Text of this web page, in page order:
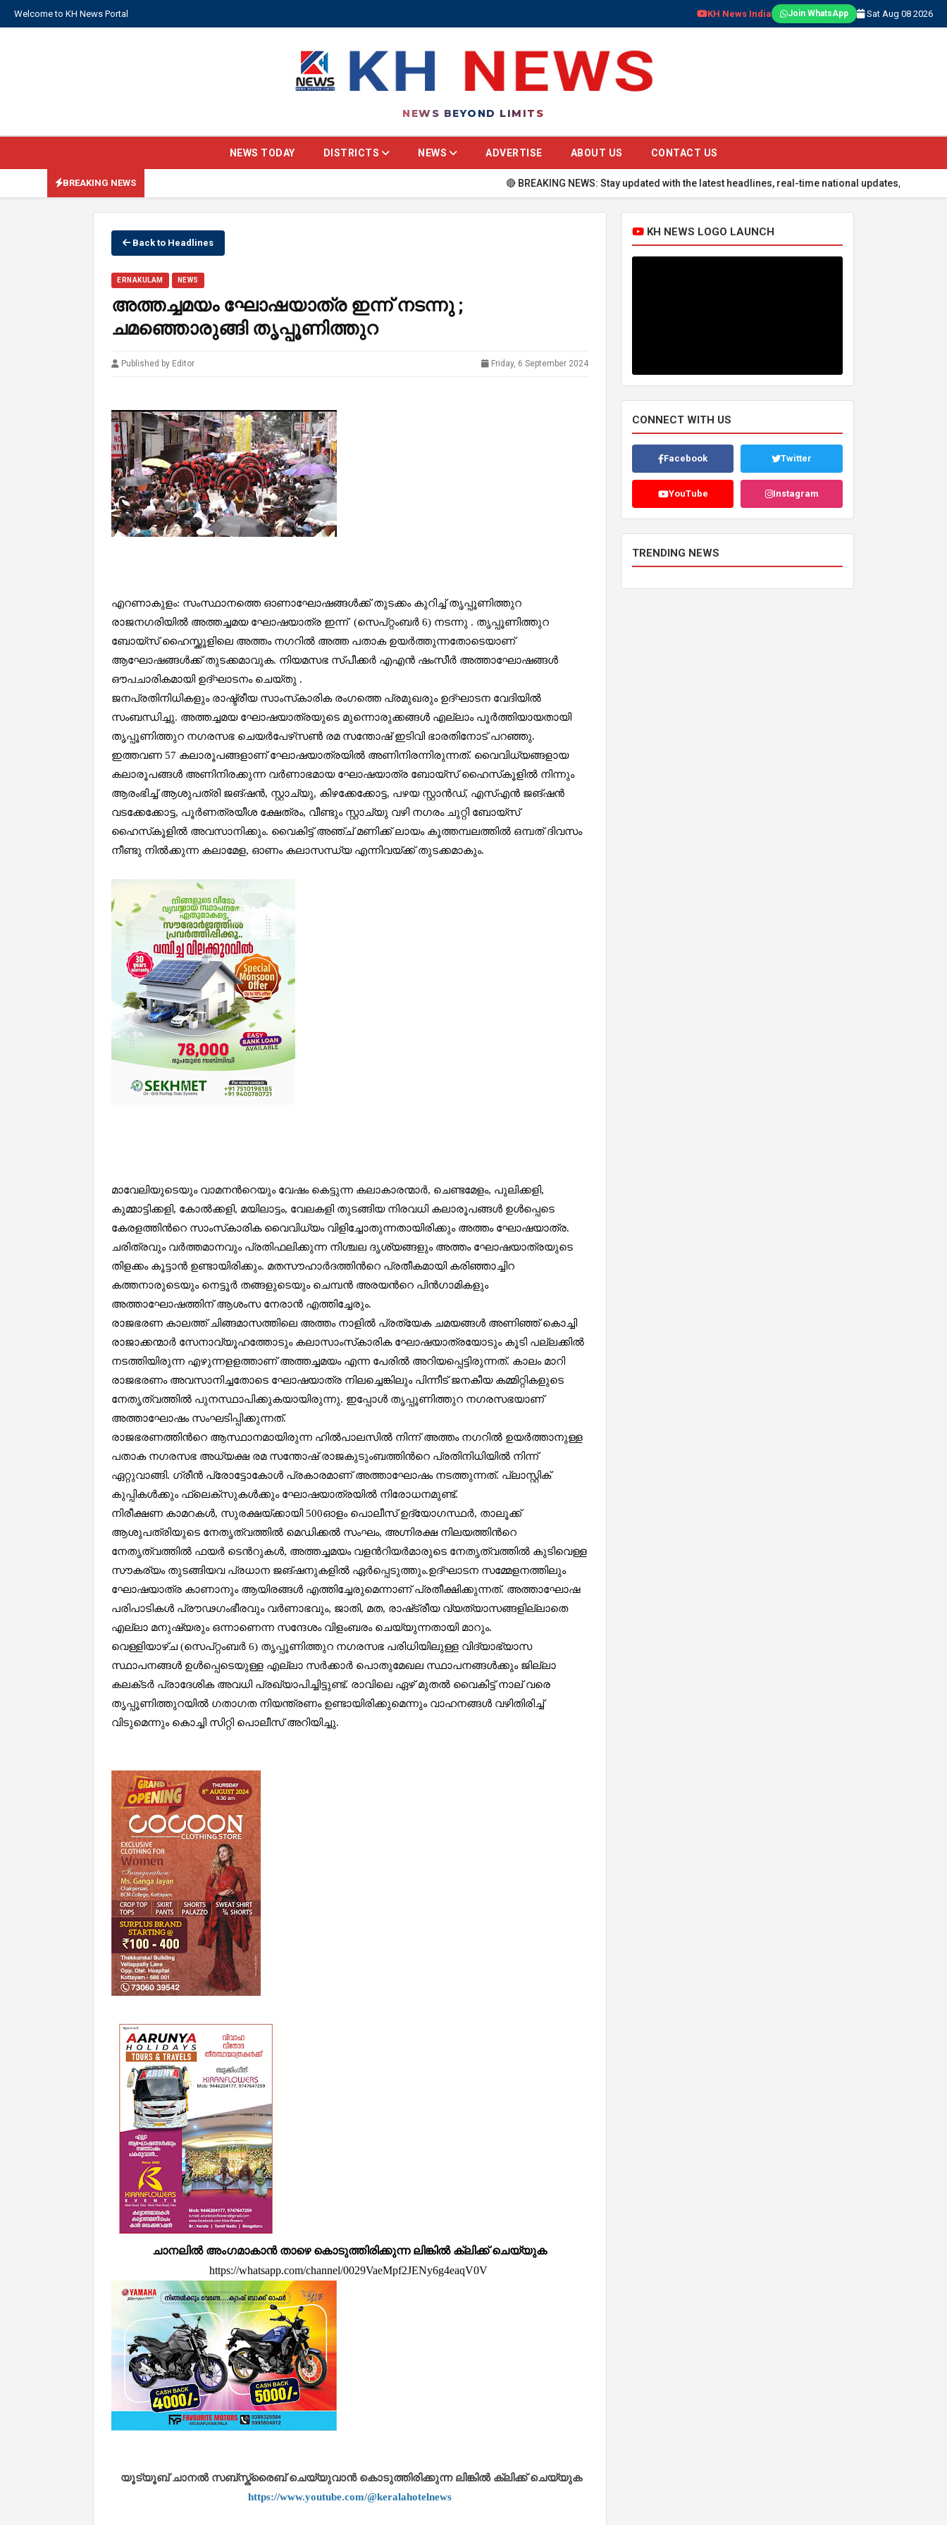
Welcome to KH News Portal KH News India Join WhatsApp Sat Aug 08 2026
NEWS BEYOND LIMITS
NEWS TODAY DISTRICTS NEWS ADVERTISE ABOUT US CONTACT US
BREAKING NEWS 🔴 BREAKING NEWS: Stay updated with the latest headlines, real-time national updates, global events,
Back to Headlines
ERNAKULAM NEWS
അത്തച്ചമയം ഘോഷയാത്ര ഇന്ന് നടന്നു ;
ചമഞ്ഞൊരുങ്ങി തൃപ്പൂണിത്തുറ
Published by Editor Friday, 6 September 2024
എറണാകുളം: സംസ്ഥാനത്തെ ഓണാഘോഷങ്ങള്‍ക്ക് തുടക്കം കുറിച്ച് തൃപ്പൂണിത്തുറ
രാജനഗരിയിൽ അത്തച്ചമയ ഘോഷയാത്ര ഇന്ന് (സെപ്‌റ്റംബര്‍ 6) നടന്നു . തൃപ്പൂണിത്തുറ
ബോയ്‌സ്‌ ഹൈസ്ക്കൂളിലെ അത്തം നഗറിൽ അത്ത പതാക ഉയർത്തുന്നതോടെയാണ്
ആഘോഷങ്ങൾക്ക് തുടക്കമാവുക. നിയമസഭ സ്‌പീക്കർ എഎൻ ഷംസീർ അത്താഘോഷങ്ങൾ
ഔപചാരികമായി ഉദ്ഘാടനം ചെയ്തു .
ജനപ്രതിനിധികളും രാഷ്ട്രീയ സാംസ്‌കാരിക രംഗത്തെ പ്രമുഖരും ഉദ്ഘാടന വേദിയിൽ
സംബന്ധിച്ചു. അത്തച്ചമയ ഘോഷയാത്രയുടെ മുന്നൊരുക്കങ്ങൾ എല്ലാം പൂർത്തിയായതായി
തൃപ്പൂണിത്തുറ നഗരസഭ ചെയർപേഴ്‌സൺ രമ സന്തോഷ് ഇടിവി ഭാരതിനോട് പറഞ്ഞു.
ഇത്തവണ 57 കലാരൂപങ്ങളാണ് ഘോഷയാത്രയിൽ അണിനിരന്നിരുന്നത്. വൈവിധ്യങ്ങളായ
കലാരൂപങ്ങൾ അണിനിരക്കുന്ന വർണാഭമായ ഘോഷയാത്ര ബോയ്‌സ് ഹൈസ്‌കൂളിൽ നിന്നും
ആരംഭിച്ച് ആശുപത്രി ജങ്ഷൻ, സ്റ്റാച്യു, കിഴക്കേക്കോട്ട, പഴയ സ്റ്റാന്‍ഡ്, എസ്എൻ ജങ്ഷൻ
വടക്കേക്കോട്ട, പൂർണത്രയീശ ക്ഷേത്രം, വീണ്ടും സ്റ്റാച്യു വഴി നഗരം ചുറ്റി ബോയ്‌സ്
ഹൈസ്‌കൂളിൽ അവസാനിക്കും. വൈകിട്ട് അഞ്ച് മണിക്ക് ലായം കൂത്തമ്പലത്തിൽ ഒമ്പത് ദിവസം
നീണ്ടു നിൽക്കുന്ന കലാമേള, ഓണം കലാസന്ധ്യ എന്നിവയ്‌ക്ക് തുടക്കമാകും.
മാവേലിയുടെയും വാമനന്‍റെയും വേഷം കെട്ടുന്ന കലാകാരന്മാർ, ചെണ്ടമേളം, പുലിക്കളി,
കുമ്മാട്ടിക്കളി, കോൽക്കളി, മയിലാട്ടം, വേലകളി തുടങ്ങിയ നിരവധി കലാരൂപങ്ങൾ ഉള്‍പ്പെടെ
കേരളത്തിന്‍റെ സാംസ്‌കാരിക വൈവിധ്യം വിളിച്ചോതുന്നതായിരിക്കും അത്തം ഘോഷയാത്ര.
ചരിത്രവും വർത്തമാനവും പ്രതിഫലിക്കുന്ന നിശ്ചല ദൃശ്യങ്ങളും അത്തം ഘോഷയാത്രയുടെ
തിളക്കം കൂട്ടാന്‍ ഉണ്ടായിരിക്കും. മതസൗഹാർദത്തിന്‍റെ പ്രതീകമായി കരിഞ്ഞാച്ചിറ
കത്തനാരുടെയും നെട്ടൂർ തങ്ങളുടെയും ചെമ്പൻ അരയന്‍റെ പിൻഗാമികളും
അത്താഘോഷത്തിന് ആശംസ നേരാൻ എത്തിച്ചേരും.
രാജഭരണ കാലത്ത് ചിങ്ങമാസത്തിലെ അത്തം നാളിൽ പ്രത്യേക ചമയങ്ങൾ അണിഞ്ഞ് കൊച്ചി
രാജാക്കന്മാർ സേനാവ്യൂഹത്തോടും കലാസാംസ്‌കാരിക ഘോഷയാത്രയോടും കൂടി പല്ലക്കിൽ
നടത്തിയിരുന്ന എഴുന്നളളത്താണ് അത്തച്ചമയം എന്ന പേരിൽ അറിയപ്പെട്ടിരുന്നത്. കാലം മാറി
രാജഭരണം അവസാനിച്ചതോടെ ഘോഷയാത്ര നിലച്ചെങ്കിലും പിന്നീട് ജനകീയ കമ്മിറ്റികളുടെ
നേതൃത്വത്തിൽ പുനസ്ഥാപിക്കുകയായിരുന്നു. ഇപ്പോൾ തൃപ്പൂണിത്തുറ നഗരസഭയാണ്
അത്താഘോഷം സംഘടിപ്പിക്കുന്നത്.
രാജഭരണത്തിന്‍റെ ആസ്ഥാനമായിരുന്ന ഹിൽപാലസിൽ നിന്ന് അത്തം നഗറിൽ ഉയർത്താനുള്ള
പതാക നഗരസഭ അധ്യക്ഷ രമ സന്തോഷ് രാജകുടുംബത്തിന്‍റെ പ്രതിനിധിയിൽ നിന്ന്
ഏറ്റുവാങ്ങി. ഗ്രീൻ പ്രോട്ടോകോൾ പ്രകാരമാണ് അത്താഘോഷം നടത്തുന്നത്. പ്ലാസ്റ്റിക്
കുപ്പികൾക്കും ഫ്ലെക്‌സുകൾക്കും ഘോഷയാത്രയിൽ നിരോധനമുണ്ട്.
നിരീക്ഷണ കാമറകൾ, സുരക്ഷയ്ക്കായി 500ഓളം പൊലീസ് ഉദ്യോഗസ്ഥർ, താലൂക്ക്
ആശുപത്രിയുടെ നേതൃത്വത്തിൽ മെഡിക്കൽ സംഘം, അഗ്നിരക്ഷ നിലയത്തിന്‍റെ
നേതൃത്വത്തിൽ ഫയർ ടെന്‍റുകൾ, അത്തച്ചമയം വളന്‍റിയർമാരുടെ നേതൃത്വത്തിൽ കുടിവെള്ള
സൗകര്യം തുടങ്ങിയവ പ്രധാന ജങ്‌ഷനുകളിൽ ഏർപ്പെടുത്തും.ഉദ്ഘാടന സമ്മേളനത്തിലും
ഘോഷയാത്ര കാണാനും ആയിരങ്ങൾ എത്തിച്ചേരുമെന്നാണ് പ്രതീക്ഷിക്കുന്നത്. അത്താഘോഷ
പരിപാടികൾ പ്രൗഢഗംഭീരവും വർണാഭവും, ജാതി, മത, രാഷ്‌ട്രീയ വ്യത്യാസങ്ങളില്ലാതെ
എല്ലാ മനുഷ്യരും ഒന്നാണെന്ന സന്ദേശം വിളംബരം ചെയ്യുന്നതായി മാറും.
വെള്ളിയാഴ്‌ച (സെപ്‌റ്റംബര്‍ 6) തൃപ്പൂണിത്തുറ നഗരസഭ പരിധിയിലുള്ള വിദ്യാഭ്യാസ
സ്ഥാപനങ്ങൾ ഉൾപ്പെടെയുള്ള എല്ലാ സർക്കാർ പൊതുമേഖല സ്ഥാപനങ്ങൾക്കും ജില്ലാ
കലക്‌ടർ പ്രാദേശിക അവധി പ്രഖ്യാപിച്ചിട്ടുണ്ട്. രാവിലെ ഏഴ് മുതൽ വൈകിട്ട് നാല് വരെ
തൃപ്പൂണിത്തുറയില്‍ ഗതാഗത നിയന്ത്രണം ഉണ്ടായിരിക്കുമെന്നും വാഹനങ്ങൾ വഴിതിരിച്ച്
വിടുമെന്നും കൊച്ചി സിറ്റി പൊലീസ് അറിയിച്ചു.
ചാനലിൽ അംഗമാകാൻ താഴെ കൊടുത്തിരിക്കുന്ന ലിങ്കിൽ ക്ലിക്ക് ചെയ്യുക
https://whatsapp.com/channel/0029VaeMpf2JENy6g4eaqV0V
യൂട്യൂബ് ചാനൽ സബ്സ്ക്രൈബ് ചെയ്യുവാൻ കൊടുത്തിരിക്കുന്ന ലിങ്കിൽ ക്ലിക്ക് ചെയ്യുക
https://www.youtube.com/@keralahotelnews
KH NEWS LOGO LAUNCH
CONNECT WITH US
Facebook Twitter
YouTube Instagram
TRENDING NEWS